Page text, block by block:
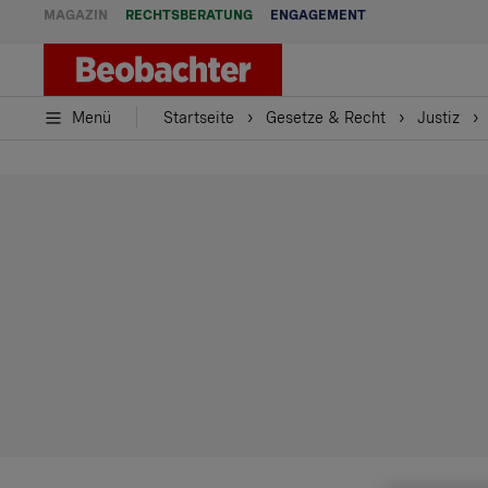
MAGAZIN RECHTSBERATUNG ENGAGEMENT
Menü Startseite Gesetze & Recht Justiz